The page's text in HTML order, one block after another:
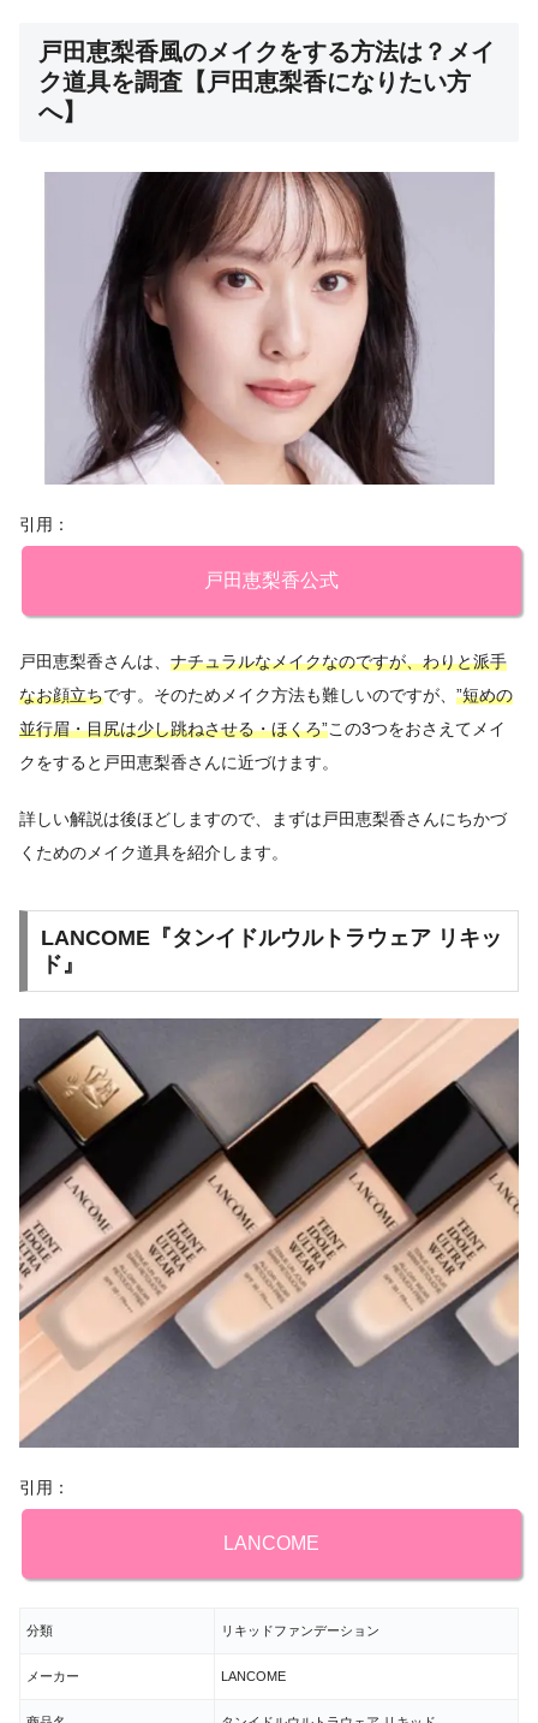
戸田恵梨香風のメイクをする方法は？メイ
ク道具を調査【戸田恵梨香になりたい方
へ】
引用：
戸田恵梨香公式
戸田恵梨香さんは、 ナチュラルなメイクなのですが、わりと派手
なお顔立ちです。そのためメイク方法も難しいのですが、 ”短めの
並行眉・目尻は少し跳ねさせる・ほくろ”この3つをおさえてメイ
クをすると戸田恵梨香さんに近づけます。
詳しい解説は後ほどしますので、まずは戸田恵梨香さんにちかづ
くためのメイク道具を紹介します。
LANCOME『タンイドルウルトラウェア リキッ
ド』
引用：
LANCOME
分類 リキッドファンデーション
メーカー LANCOME